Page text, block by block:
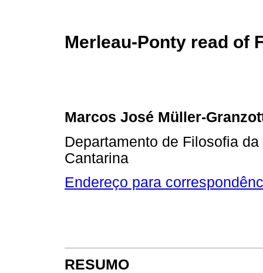
Merleau-Ponty read of
Marcos José Müller-
Departamento de Filosofia
Cantarina
Endereço para
RESUMO